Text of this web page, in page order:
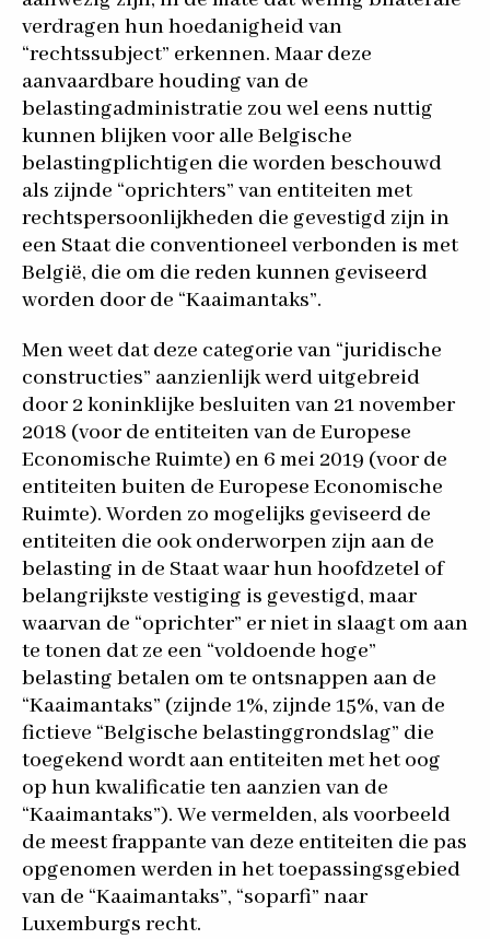
verdragen hun hoedanigheid van
“rechtssubject” erkennen. Maar deze
aanvaardbare houding van de
belastingadministratie zou wel eens nuttig
kunnen blijken voor alle Belgische
belastingplichtigen die worden beschouwd
als zijnde “oprichters” van entiteiten met
rechtspersoonlijkheden die gevestigd zijn in
een Staat die conventioneel verbonden is met
België, die om die reden kunnen geviseerd
worden door de “Kaaimantaks”.
Men weet dat deze categorie van “juridische
constructies” aanzienlijk werd uitgebreid
door 2 koninklijke besluiten van 21 november
2018 (voor de entiteiten van de Europese
Economische Ruimte) en 6 mei 2019 (voor de
entiteiten buiten de Europese Economische
Ruimte). Worden zo mogelijks geviseerd de
entiteiten die ook onderworpen zijn aan de
belasting in de Staat waar hun hoofdzetel of
belangrijkste vestiging is gevestigd, maar
waarvan de “oprichter” er niet in slaagt om aan
te tonen dat ze een “voldoende hoge”
belasting betalen om te ontsnappen aan de
“Kaaimantaks” (zijnde 1%, zijnde 15%, van de
fictieve “Belgische belastinggrondslag” die
toegekend wordt aan entiteiten met het oog
op hun kwalificatie ten aanzien van de
“Kaaimantaks”). We vermelden, als voorbeeld
de meest frappante van deze entiteiten die pas
opgenomen werden in het toepassingsgebied
van de “Kaaimantaks”, “soparfi” naar
Luxemburgs recht.